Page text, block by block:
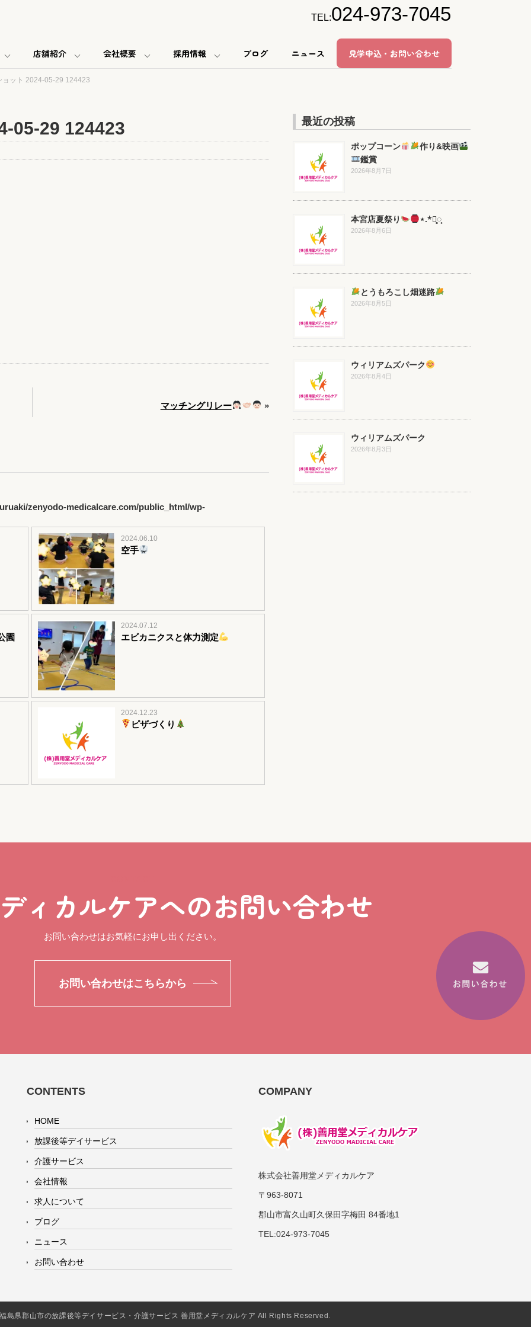
店舗紹介 会社概要 採用情報 ブログ ニュース 見学申込・お問い合わせ
TEL:024-973-7045
ョット 2024-05-29 124423
05-29 124423
マッチングリレー »
zenyodo-medicalcare.com/public_html/wp-
2024.06.10
空手
園
2024.07.12
エビカニクスと体力測定
2024.12.23
ピザづくり
最近の投稿
ポップコーン
作り&映画
鑑賞
2026年8月7日
本宮店夏祭り ⋆.*⃝̥◌̥
2026年8月6日
とうもろこし畑迷路
2026年8月5日
ウィリアムズパーク
2026年8月4日
ウィリアムズパーク
2026年8月3日
ィカルケアへのお問い合わせ
お問い合わせはお気軽にお申し出ください。
お問い合わせはこちらから
CONTENTS
HOME
放課後等デイサービス
介護サービス
会社情報
求人について
ブログ
ニュース
お問い合わせ
COMPANY
株式会社善用堂メディカルケア
〒963-8071
郡山市富久山町久保田字梅田 84番地1
TEL:024-973-7045
島県郡山市の放課後等デイサービス・介護サービス 善用堂メディカルケア All Rights Reserved.